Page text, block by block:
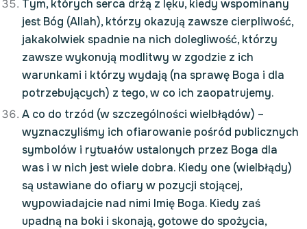
Tym, których serca drżą z lęku, kiedy wspominany
jest Bóg (Allah), którzy okazują zawsze cierpliwość,
jakakolwiek spadnie na nich dolegliwość, którzy
zawsze wykonują modlitwy w zgodzie z ich
warunkami i którzy wydają (na sprawę Boga i dla
potrzebujących) z tego, w co ich zaopatrujemy.
A co do trzód (w szczególności wielbłądów) –
wyznaczyliśmy ich ofiarowanie pośród publicznych
symbolów i rytuałów ustalonych przez Boga dla
was i w nich jest wiele dobra. Kiedy one (wielbłądy)
są ustawiane do ofiary w pozycji stojącej,
wypowiadajcie nad nimi Imię Boga. Kiedy zaś
upadną na boki i skonają, gotowe do spożycia,